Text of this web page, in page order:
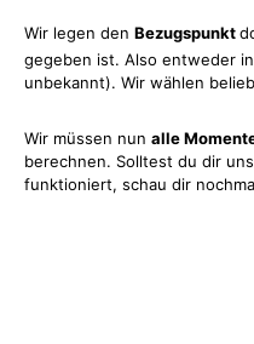
Wir legen den Bezugspunkt
gegeben ist. Also entweder in
unbekannt). Wir wählen
Wir müssen nun alle
berechnen. Solltest du dir
funktioniert, schau dir